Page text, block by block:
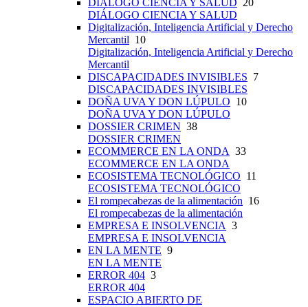
DIÁLOGO CIENCIA Y SALUD 20
DIÁLOGO CIENCIA Y SALUD
Digitalización, Inteligencia Artificial y Derecho
Mercantil 10
Digitalización, Inteligencia Artificial y Derecho
Mercantil
DISCAPACIDADES INVISIBLES 7
DISCAPACIDADES INVISIBLES
DOÑA UVA Y DON LÚPULO 10
DOÑA UVA Y DON LÚPULO
DOSSIER CRIMEN 38
DOSSIER CRIMEN
ECOMMERCE EN LA ONDA 33
ECOMMERCE EN LA ONDA
ECOSISTEMA TECNOLÓGICO 11
ECOSISTEMA TECNOLÓGICO
El rompecabezas de la alimentación 16
El rompecabezas de la alimentación
EMPRESA E INSOLVENCIA 3
EMPRESA E INSOLVENCIA
EN LA MENTE 9
EN LA MENTE
ERROR 404 3
ERROR 404
ESPACIO ABIERTO DE